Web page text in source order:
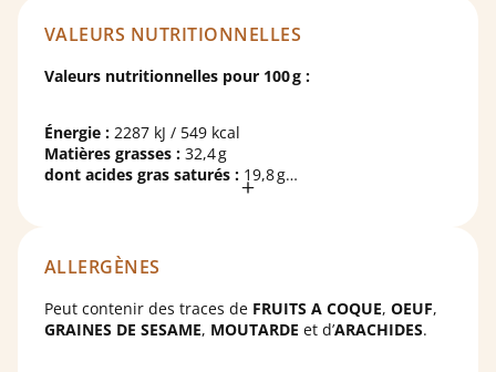
VALEURS NUTRITIONNELLES
Valeurs nutritionnelles pour 100 g :
Énergie : 2287 kJ / 549 kcal
Matières grasses : 32,4 g
dont acides gras saturés : 19,8 g
Sel : 0,242 g
ALLERGÈNES
Peut contenir des traces de FRUITS A COQUE, OEUF,
GRAINES DE SESAME, MOUTARDE et d’ARACHIDES.